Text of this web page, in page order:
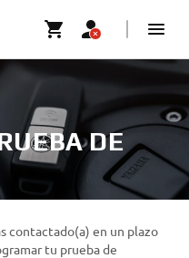
DE
contactado(a) en un plazo
tu prueba de